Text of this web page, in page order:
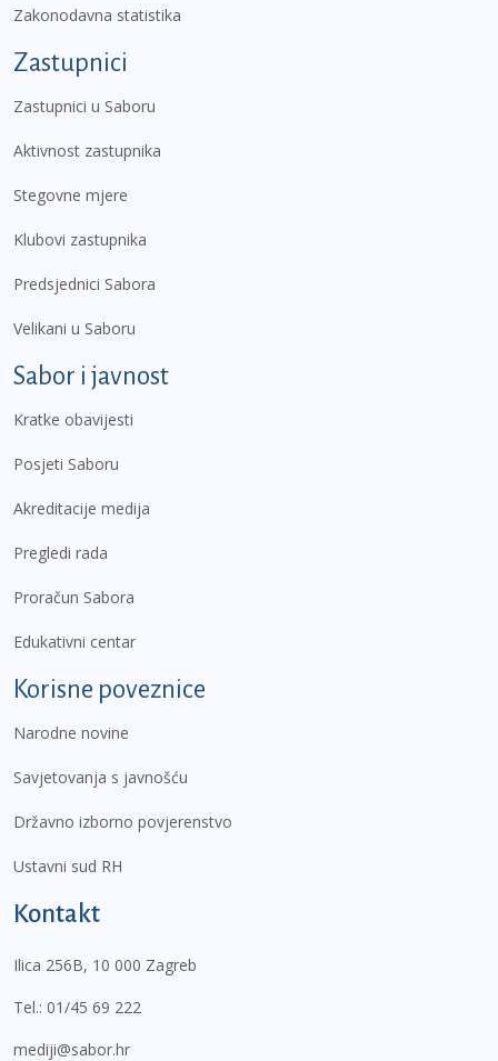
Zakonodavna statistika
Zastupnici
Zastupnici u Saboru
Aktivnost zastupnika
Stegovne mjere
Klubovi zastupnika
Predsjednici Sabora
Velikani u Saboru
Sabor i javnost
Kratke obavijesti
Posjeti Saboru
Akreditacije medija
Pregledi rada
Proračun Sabora
Edukativni centar
Korisne poveznice
Narodne novine
Savjetovanja s javnošću
Državno izborno povjerenstvo
Ustavni sud RH
Kontakt
Ilica 256B, 10 000 Zagreb
Tel.: 01/45 69 222
mediji@sabor.hr